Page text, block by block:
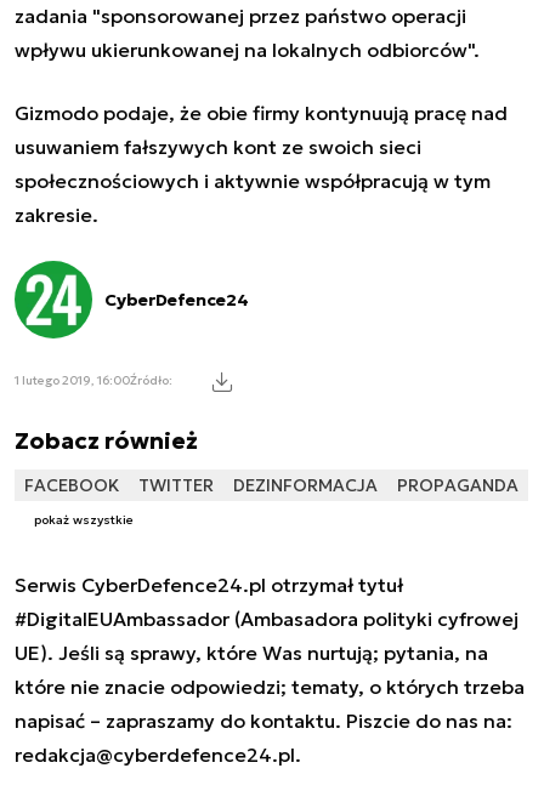
zadania "sponsorowanej przez państwo operacji
wpływu ukierunkowanej na lokalnych odbiorców".
Gizmodo podaje, że obie firmy kontynuują pracę nad
usuwaniem fałszywych kont ze swoich sieci
społecznościowych i aktywnie współpracują w tym
zakresie.
CyberDefence24
1 lutego 2019, 16:00Źródło:
Zobacz również
FACEBOOK TWITTER DEZINFORMACJA PROPAGANDA
pokaż wszystkie
Serwis CyberDefence24.pl otrzymał tytuł
#DigitalEUAmbassador (Ambasadora polityki cyfrowej
UE). Jeśli są sprawy, które Was nurtują; pytania, na
które nie znacie odpowiedzi; tematy, o których trzeba
napisać – zapraszamy do kontaktu. Piszcie do nas na:
redakcja@cyberdefence24.pl.